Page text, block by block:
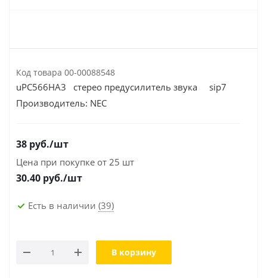
Код товара 00-00088548
uPC566HA3 стерео предусилитель звука sip7
Производитель: NEC
38 руб./шт
Цена при покупке от 25 шт
30.40 руб./шт
Есть в наличии (39)
В корзину